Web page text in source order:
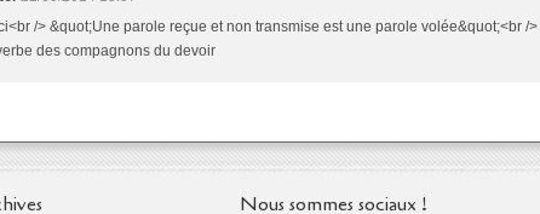
/> &quot;Une parole reçue et non transmise est une parole volée&quot;<br />
des compagnons du devoir
Nous sommes sociaux !